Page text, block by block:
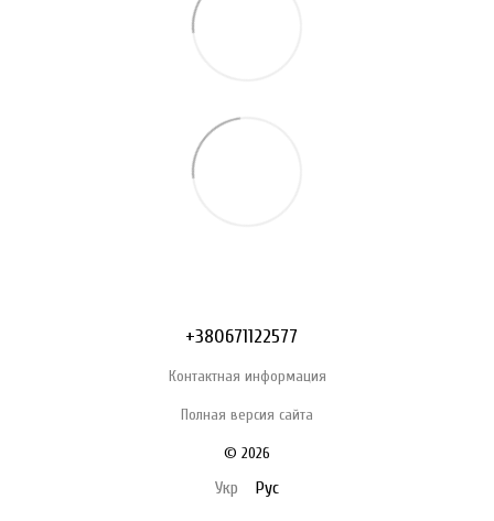
+380671122577
Контактная информация
Полная версия сайта
© 2026
Укр Рус